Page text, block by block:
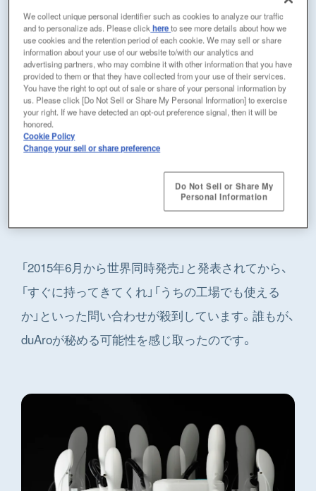
duAroは、水平方向に２つのアーム（腕、ロボット部
分）が動作する多関節ロボットで、双腕の水平多関
節ロボットを世界で初めて同軸上に配置していま
す。アームとコントローラー（制御機器）が一体にな
っていて、幅62㎝、奥行き60㎝、重さは145㎏。キャ
スターが付いているので置き場所を自在に変えら
れます。販売価格は280万円。このコンパクトさと
が、ロボット導入をためらっていたものづくり
「2015年6月から世界同時発売」と発表されてから、
「すぐに持ってきてくれ」「うちの工場でも使える
か」といった問い合わせが殺到しています。誰もが、
duAroが秘める可能性を感じ取ったのです。
We collect unique personal identifier such as cookies to analyze our traffic
and to personalize ads. Please clickhereto see more details about how we
use cookies and the retention period of each cookie. We may sell or share
information about your use of our website to/with our analytics and
advertising partners, who may combine it with other information that you have
provided to them or that they have collected from your use of their services.
You have the right to opt out of sale or share of your personal information by
us. Please click [Do Not Sell or Share My Personal Information] to exercise
your right. If we have detected an opt-out preference signal, then it will be
honored.
Cookie Policy
Change your sell or share preference
Do Not Sell or Share My
Personal Information